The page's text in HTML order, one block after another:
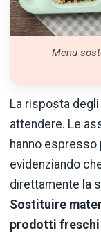
Menu
La risposta
attendere. Le
hanno
evidenziando
direttamente la
Sostituire
prodotti freschi